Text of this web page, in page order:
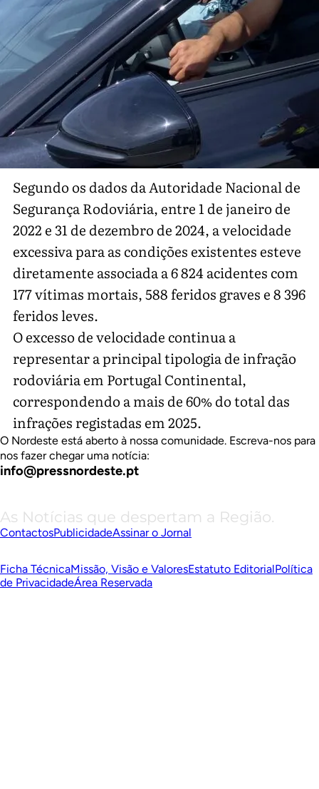
Segundo os dados da Autoridade Nacional de
Segurança Rodoviária, entre 1 de janeiro de
2022 e 31 de dezembro de 2024, a velocidade
excessiva para as condições existentes esteve
diretamente associada a 6 824 acidentes com
177 vítimas mortais, 588 feridos graves e 8 396
feridos leves.
O excesso de velocidade continua a
representar a principal tipologia de infração
rodoviária em Portugal Continental,
correspondendo a mais de 60% do total das
infrações registadas em 2025.
O Nordeste está aberto à nossa comunidade. Escreva-nos para
nos fazer chegar uma notícia:
info@pressnordeste.pt
As Notícias que despertam a Região.
ContactosPublicidadeAssinar o Jornal
Ficha TécnicaMissão, Visão e ValoresEstatuto EditorialPolítica
de PrivacidadeÁrea Reservada